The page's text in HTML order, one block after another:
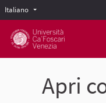
Italiano Scegli la lingua
Apri